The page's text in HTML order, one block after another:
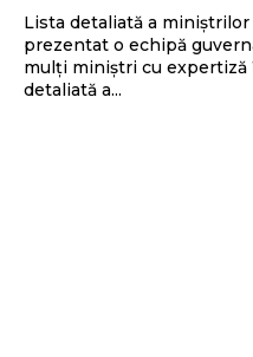
Lista detaliată a miniștrilor
prezentat o echipă
mulți miniștri cu
detaliată a...